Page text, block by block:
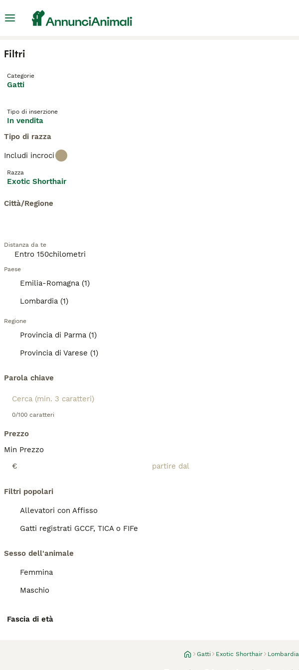
Filtri
Categorie
Gatti
Tipo di inserzione
In vendita
Tipo di razza
Includi incroci
Razza
Exotic Shorthair
Città/Regione
Distanza da te
Paese
Emilia-Romagna (1)
Lombardia (1)
Regione
Provincia di Parma (1)
Provincia di Varese (1)
Parola chiave
0/100 caratteri
Prezzo
Min Prezzo
€
Filtri popolari
Allevatori con Affisso
Gatti registrati GCCF, TICA o FIFe
Sesso dell'animale
Femmina
Maschio
Fascia di età
Gatti Exotic Shorthair Lombardia